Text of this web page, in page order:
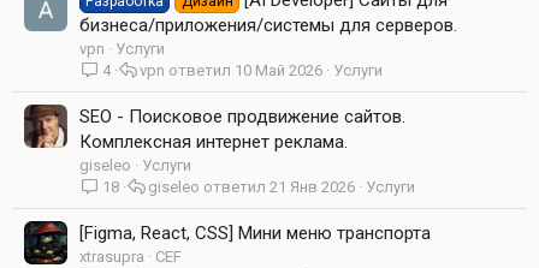
бизнеса/приложения/системы для серверов.
vpn
Услуги
4
Услуги
10 Май 2026
vpn
SEO - Поисковое продвижение сайтов.
Комплексная интернет реклама.
giseleo
Услуги
18
Услуги
21 Янв 2026
giseleo
[Figma, React, CSS] Мини меню транспорта
xtrasupra
CEF